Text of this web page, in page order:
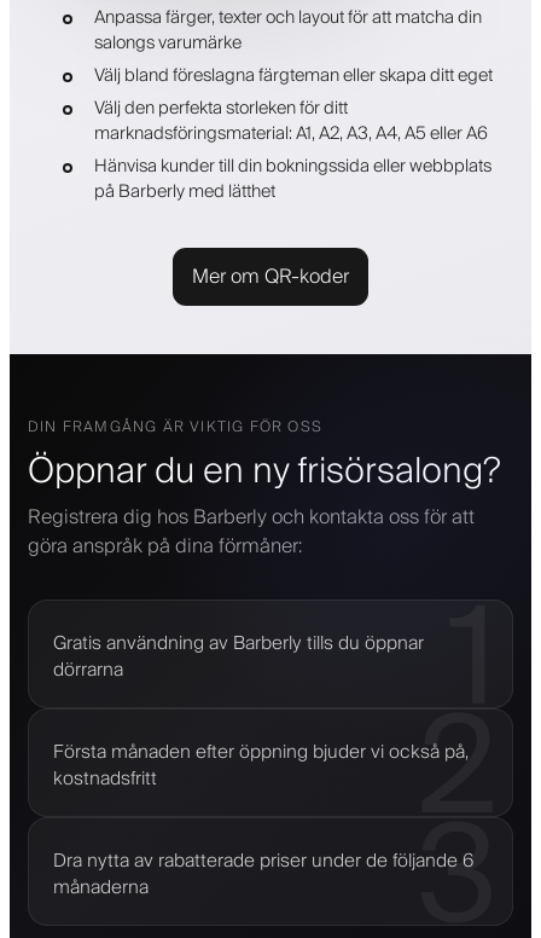
Anpassa färger, texter och layout för att matcha din
salongs varumärke
Välj bland föreslagna färgteman eller skapa ditt eget
Välj den perfekta storleken för ditt
marknadsföringsmaterial: A1, A2, A3, A4, A5 eller A6
Hänvisa kunder till din bokningssida eller webbplats
på Barberly med lätthet
Mer om QR-koder
DIN FRAMGÅNG ÄR VIKTIG FÖR OSS
Öppnar du en ny frisörsalong?
Registrera dig hos Barberly och kontakta oss för att
göra anspråk på dina förmåner:
Gratis användning av Barberly tills du öppnar
dörrarna
1
Första månaden efter öppning bjuder vi också på,
kostnadsfritt
2
Dra nytta av rabatterade priser under de följande 6
månaderna
3